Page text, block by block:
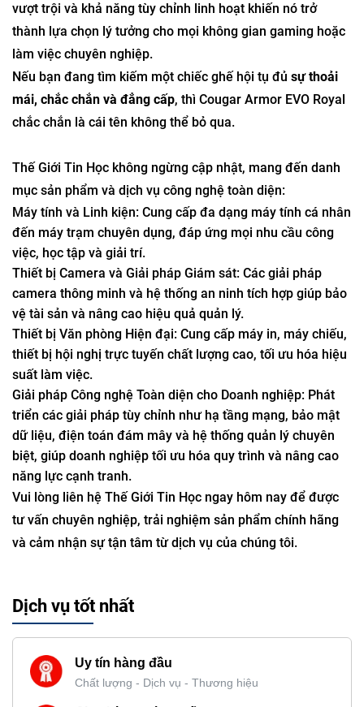
vượt trội và khả năng tùy chỉnh linh hoạt khiến nó trở
thành lựa chọn lý tưởng cho mọi không gian gaming hoặc
làm việc chuyên nghiệp.
Nếu bạn đang tìm kiếm một chiếc ghế hội tụ đủ sự thoải
mái, chắc chắn và đẳng cấp, thì Cougar Armor EVO Royal
chắc chắn là cái tên không thể bỏ qua.
Thế Giới Tin Học không ngừng cập nhật, mang đến danh
mục sản phẩm và dịch vụ công nghệ toàn diện:
Máy tính và Linh kiện: Cung cấp đa dạng máy tính cá nhân
đến máy trạm chuyên dụng, đáp ứng mọi nhu cầu công
việc, học tập và giải trí.
Thiết bị Camera và Giải pháp Giám sát: Các giải pháp
camera thông minh và hệ thống an ninh tích hợp giúp bảo
vệ tài sản và nâng cao hiệu quả quản lý.
Thiết bị Văn phòng Hiện đại: Cung cấp máy in, máy chiếu,
thiết bị hội nghị trực tuyến chất lượng cao, tối ưu hóa hiệu
suất làm việc.
Giải pháp Công nghệ Toàn diện cho Doanh nghiệp: Phát
triển các giải pháp tùy chỉnh như hạ tầng mạng, bảo mật
dữ liệu, điện toán đám mây và hệ thống quản lý chuyên
biệt, giúp doanh nghiệp tối ưu hóa quy trình và nâng cao
năng lực cạnh tranh.
Vui lòng liên hệ Thế Giới Tin Học ngay hôm nay để được
tư vấn chuyên nghiệp, trải nghiệm sản phẩm chính hãng
và cảm nhận sự tận tâm từ dịch vụ của chúng tôi.
Dịch vụ tốt nhất
Uy tín hàng đầu
Chất lượng - Dịch vụ - Thương hiệu